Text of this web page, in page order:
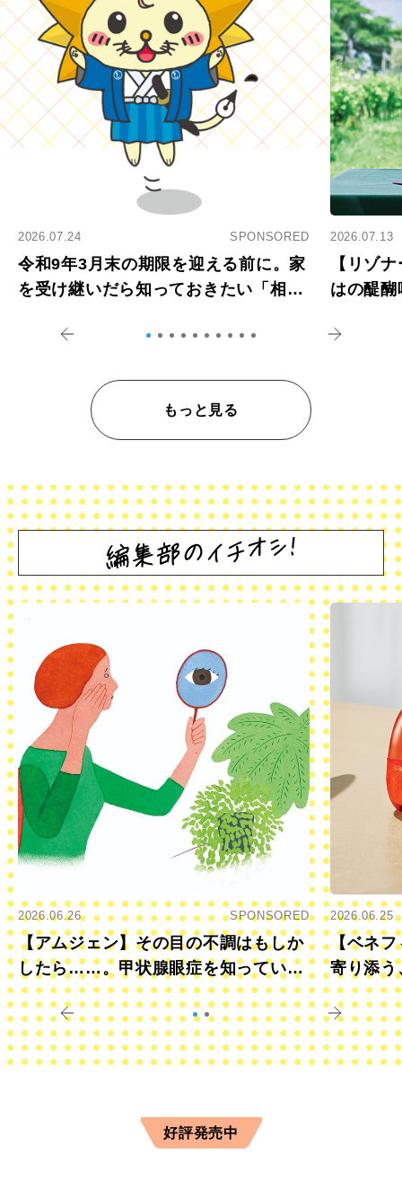
2026.07.24 SPONSORED
令和9年3月末の期限を迎える前に。家
を受け継いだら知っておきたい「相続
2026.07.13
【リゾ
はの醍
もっと見る
2026.06.26 SPONSORED
【アムジェン】その目の不調はもしか
したら……。甲状腺眼症を知っていま
すか？
2026.06.25
【ベネフ
寄り添う
きに
好評発売中